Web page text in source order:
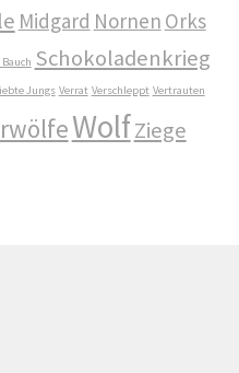
Midgard Nornen Orks
Schokoladenkrieg
Jungs Verrat Verschleppt Vertrauten
WolfZiege